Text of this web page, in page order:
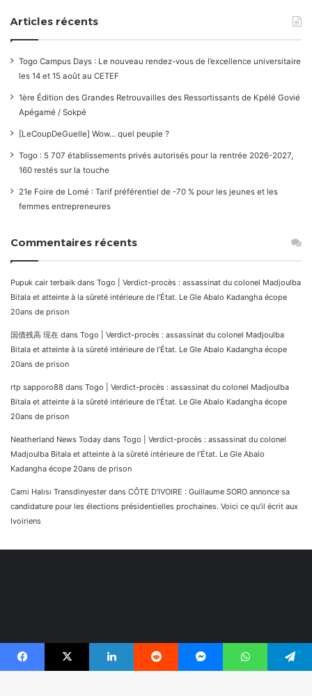
Articles récents
Togo Campus Days : Le nouveau rendez-vous de l’excellence universitaire
les 14 et 15 août au CETEF
1ère Édition des Grandes Retrouvailles des Ressortissants de Kpélé Govié
Apégamé / Sokpé
[LeCoupDeGuelle] Wow… quel peuple ?
Togo : 5 707 établissements privés autorisés pour la rentrée 2026-2027,
160 restés sur la touche
21e Foire de Lomé : Tarif préférentiel de -70 % pour les jeunes et les
femmes entrepreneures
Commentaires récents
Pupuk cair terbaik dans Togo | Verdict-procès : assassinat du colonel Madjoulba
Bitala et atteinte à la sûreté intérieure de l’État. Le Gle Abalo Kadangha écope
20ans de prison
国債残高 現在 dans Togo | Verdict-procès : assassinat du colonel Madjoulba
Bitala et atteinte à la sûreté intérieure de l’État. Le Gle Abalo Kadangha écope
20ans de prison
rtp sapporo88 dans Togo | Verdict-procès : assassinat du colonel Madjoulba
Bitala et atteinte à la sûreté intérieure de l’État. Le Gle Abalo Kadangha écope
20ans de prison
Neatherland News Today dans Togo | Verdict-procès : assassinat du colonel
Madjoulba Bitala et atteinte à la sûreté intérieure de l’État. Le Gle Abalo
Kadangha écope 20ans de prison
Cami Halısı Transdinyester dans CÔTE D’IVOIRE : Guillaume SORO annonce sa
candidature pour les élections présidentielles prochaines. Voici ce qu’il écrit aux
Ivoiriens
Facebook X Linkedin Reddit Messenger WhatsApp Telegram